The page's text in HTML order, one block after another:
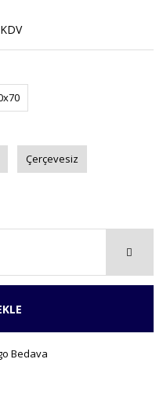
Çerçevesiz
Bedava